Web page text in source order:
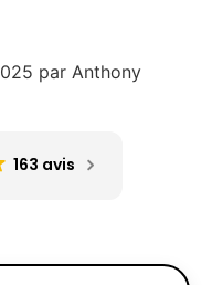
par Anthony
163 avis